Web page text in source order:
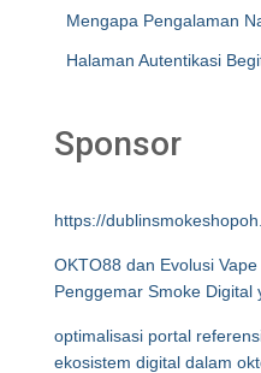
Mengapa Pengalaman
Halaman Autentikasi
Sponsor
https://
OKTO88 dan Evolusi
Penggemar Smoke Digital
optimalisasi portal
ekosistem digital dalam